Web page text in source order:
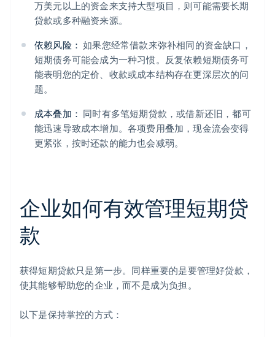
万美元以上的资金来支持大型项目，则可能需要长期
贷款或多种融资来源。
依赖风险： 如果您经常借款来弥补相同的资金缺口，
短期债务可能会成为一种习惯。反复依赖短期债务可
能表明您的定价、收款或成本结构存在更深层次的问
题。
成本叠加： 同时有多笔短期贷款，或借新还旧，都可
能迅速导致成本增加。各项费用叠加，现金流会变得
更紧张，按时还款的能力也会减弱。
企业如何有效管理短期贷
款
获得短期贷款只是第一步。同样重要的是要管理好贷款，
使其能够帮助您的企业，而不是成为负担。
以下是保持掌控的方式：